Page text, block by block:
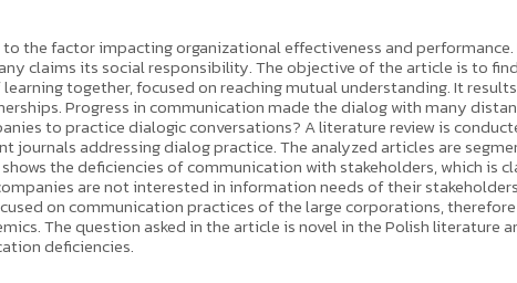
the factor impacting organizational effectiveness and performance.
claims its social responsibility. The objective of the article is to
together, focused on reaching mutual understanding. It
Progress in communication made the dialog with many
to practice dialogic conversations? A literature review is
journals addressing dialog practice. The analyzed articles are
the deficiencies of communication with stakeholders, which is
are not interested in information needs of their
on communication practices of the large corporations,
The question asked in the article is novel in the Polish literature
deficiencies.